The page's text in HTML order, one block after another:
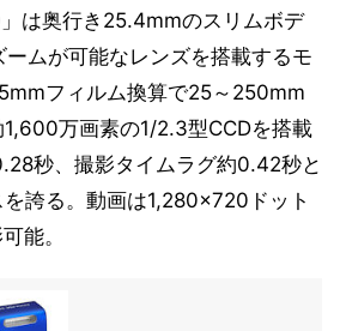
」は奥行き25.4mmのスリムボデ
ームが可能なレンズを搭載するモ
フィルム換算で25～250mm
万画素の1/2.3型CCDを搭載
秒、撮影タイムラグ約0.42秒と
誇る。動画は1,280×720ドット
能。